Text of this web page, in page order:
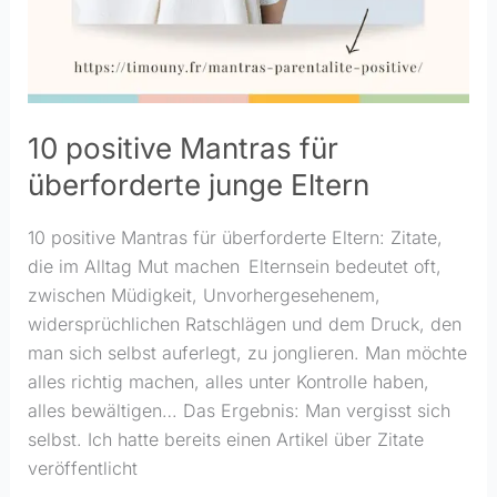
10 positive Mantras für
überforderte junge Eltern
10 positive Mantras für überforderte Eltern: Zitate,
die im Alltag Mut machen Elternsein bedeutet oft,
zwischen Müdigkeit, Unvorhergesehenem,
widersprüchlichen Ratschlägen und dem Druck, den
man sich selbst auferlegt, zu jonglieren. Man möchte
alles richtig machen, alles unter Kontrolle haben,
alles bewältigen… Das Ergebnis: Man vergisst sich
selbst. Ich hatte bereits einen Artikel über Zitate
veröffentlicht